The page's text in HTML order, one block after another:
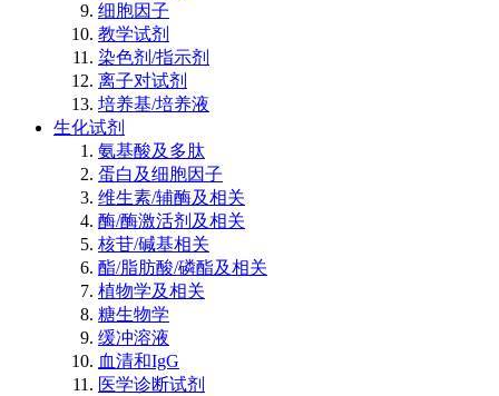
细胞因子
教学试剂
染色剂/指示剂
离子对试剂
培养基/培养液
生化试剂
氨基酸及多肽
蛋白及细胞因子
维生素/辅酶及相关
酶/酶激活剂及相关
核苷/碱基相关
酯/脂肪酸/磷酯及相关
植物学及相关
糖生物学
缓冲溶液
血清和IgG
医学诊断试剂